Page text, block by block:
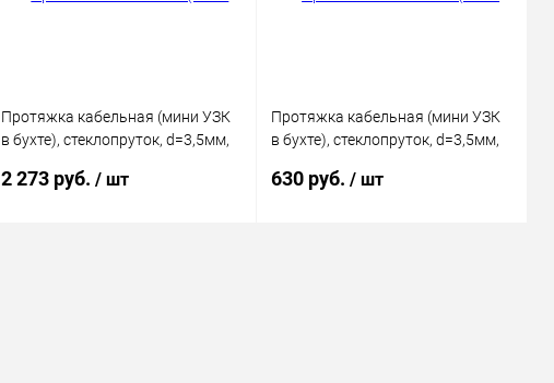
Протяжка кабельная (мини УЗК
в бухте), стеклопруток, d=3,5мм,
2 273 руб. / шт
Протяжка кабельная (мини УЗК
в бухте), стеклопруток, d=3,5мм,
630 руб./ шт